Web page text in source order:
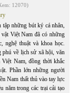
12070)
tập những bút ký cá nhân,
Việt Nam đã có những
nghệ thuật và khoa học.
về lịch sử xã hội, văn
Nam, đồng thời khắc
Phần lớn những người
Nam thất thủ vào tay lực
năm trong các trại cải tạo